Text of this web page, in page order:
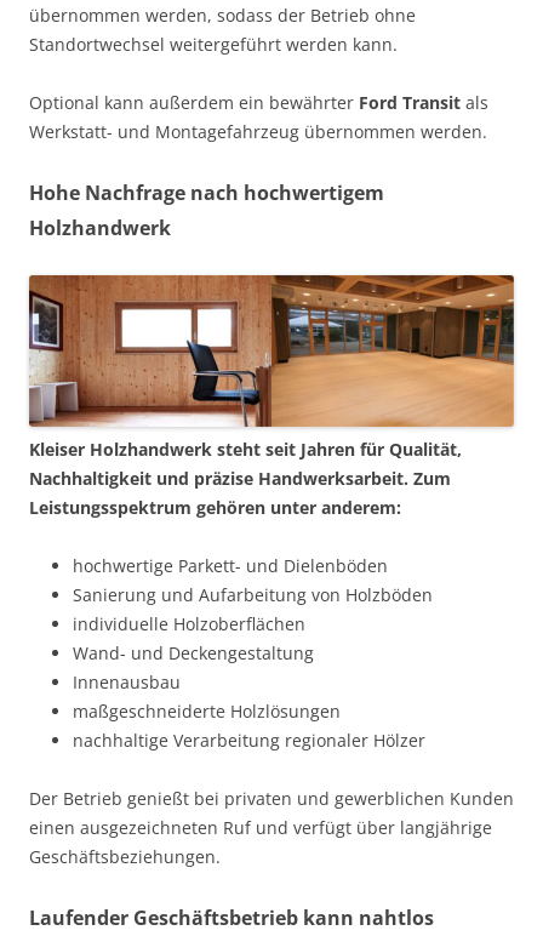
übernommen werden, sodass der Betrieb ohne
Standortwechsel weitergeführt werden kann.
Optional kann außerdem ein bewährter Ford Transit als
Werkstatt- und Montagefahrzeug übernommen werden.
Hohe Nachfrage nach hochwertigem
Holzhandwerk
Kleiser Holzhandwerk steht seit Jahren für Qualität,
Nachhaltigkeit und präzise Handwerksarbeit. Zum
Leistungsspektrum gehören unter anderem:
hochwertige Parkett- und Dielenböden
Sanierung und Aufarbeitung von Holzböden
individuelle Holzoberflächen
Wand- und Deckengestaltung
Innenausbau
maßgeschneiderte Holzlösungen
nachhaltige Verarbeitung regionaler Hölzer
Der Betrieb genießt bei privaten und gewerblichen Kunden
einen ausgezeichneten Ruf und verfügt über langjährige
Geschäftsbeziehungen.
Laufender Geschäftsbetrieb kann nahtlos